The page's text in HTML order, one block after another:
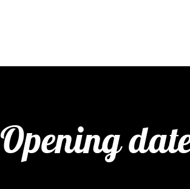
Opening